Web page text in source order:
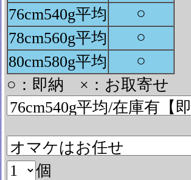
76cm540g平均
○
78cm560g平均
○
80cm580g平均
○
○：即納 ×：お取寄せ
個